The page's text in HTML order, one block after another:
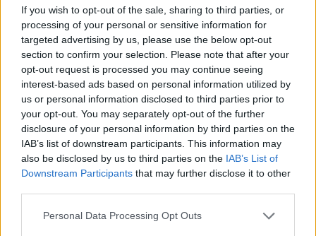
If you wish to opt-out of the sale, sharing to third parties, or
processing of your personal or sensitive information for
targeted advertising by us, please use the below opt-out
section to confirm your selection. Please note that after your
opt-out request is processed you may continue seeing
interest-based ads based on personal information utilized by
us or personal information disclosed to third parties prior to
your opt-out. You may separately opt-out of the further
disclosure of your personal information by third parties on the
IAB’s list of downstream participants. This information may
also be disclosed by us to third parties on the IAB’s List of
Downstream Participants that may further disclose it to other
Personal Data Processing Opt Outs
ρώτησε τον επιχειρηματία αν θυμάται την
κτηματική διαφορά που είχαν πριν κάποια
χρόνια μιας και ο ίδιος ήθελε να
τακτοποιήσει τα κληρονομικά του και αν
θυμάται και τον ίδιο.
Μέσα σε πολύ σύντομο χρονικό διάστημα
οι τόνοι ανέβηκαν και τότε ο ηλικιωμένος